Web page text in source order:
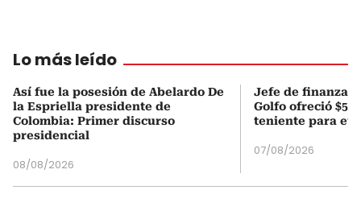
Lo más leído
Así fue la posesión de Abelardo De
la Espriella presidente de
Colombia: Primer discurso
presidencial
08/08/2026
Jefe de finanzas
Golfo ofreció
teniente para
07/08/2026